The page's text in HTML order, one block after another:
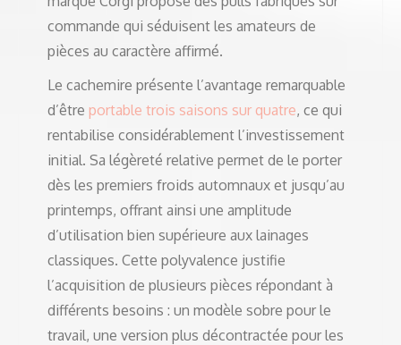
commande qui séduisent les amateurs de
pièces au caractère affirmé.
Le cachemire présente l’avantage remarquable
d’être portable trois saisons sur quatre, ce qui
rentabilise considérablement l’investissement
initial. Sa légèreté relative permet de le porter
dès les premiers froids automnaux et jusqu’au
printemps, offrant ainsi une amplitude
d’utilisation bien supérieure aux lainages
classiques. Cette polyvalence justifie
l’acquisition de plusieurs pièces répondant à
différents besoins : un modèle sobre pour le
travail, une version plus décontractée pour les